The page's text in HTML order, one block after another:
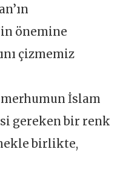
önemine
çizmemiz
İslam
gereken bir renk
birlikte,